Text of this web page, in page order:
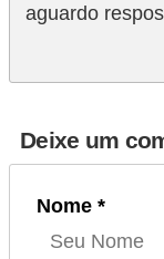
aguardo
Deixe um
Nome *